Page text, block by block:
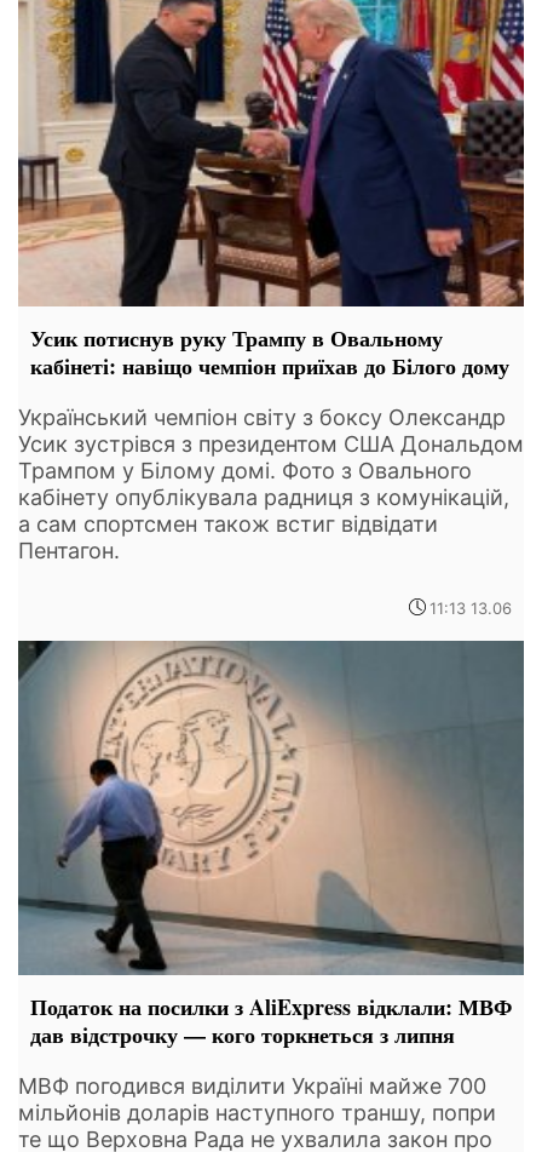
Усик потиснув руку Трампу в Овальному
кабінеті: навіщо чемпіон приїхав до Білого дому
Український чемпіон світу з боксу Олександр
Усик зустрівся з президентом США Дональдом
Трампом у Білому домі. Фото з Овального
кабінету опублікувала радниця з комунікацій,
а сам спортсмен також встиг відвідати
Пентагон.
11:13 13.06
Податок на посилки з AliExpress відклали: МВФ
дав відстрочку — кого торкнеться з липня
МВФ погодився виділити Україні майже 700
мільйонів доларів наступного траншу, попри
те що Верховна Рада не ухвалила закон про